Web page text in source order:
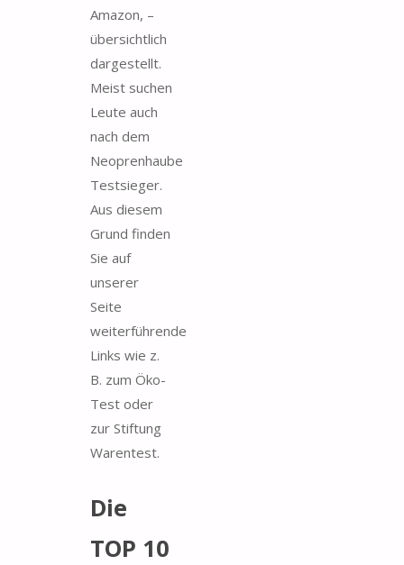
Amazon, –
übersichtlich
dargestellt.
Meist suchen
Leute auch
nach dem
Neoprenhaube
Testsieger.
Aus diesem
Grund finden
Sie auf
unserer
Seite
weiterführende
Links wie z.
B. zum Öko-
Test oder
zur Stiftung
Warentest.
Die
TOP 10